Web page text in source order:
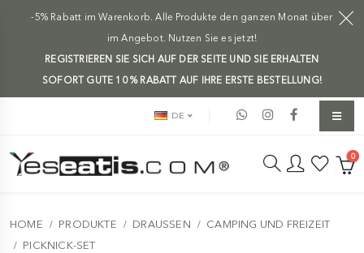
-5% Rabatt im Warenkorb. Alle Produkte den ganzen Monat über
im Angebot. Nutzen Sie es jetzt!
REGISTRIEREN SIE SICH AUF DER SEITE UND SIE ERHALTEN
SOFORT GUTE 10 % RABATT AUF IHRE ERSTE BESTELLUNG!
DE
0
HOME PRODUKTE DRAUSSEN
CAMPING UND FREIZEIT
PICKNICK-SET